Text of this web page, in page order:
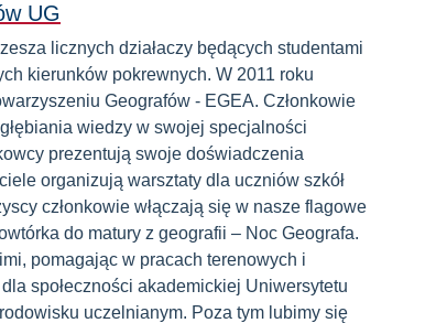
UG
licznych działaczy będących studentami
kierunków pokrewnych. W 2011 roku
Geografów - EGEA. Członkowie
wiedzy w swojej specjalności
prezentują swoje doświadczenia
organizują warsztaty dla uczniów szkół
członkowie włączają się w nasze flagowe
do matury z geografii – Noc Geografa.
pomagając w pracach terenowych i
społeczności akademickiej Uniwersytetu
uczelnianym. Poza tym lubimy się